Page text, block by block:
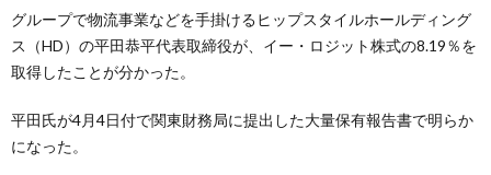
グループで物流事業などを手掛けるヒップスタイルホールディング
ス（HD）の平田恭平代表取締役が、イー・ロジット株式の8.19％を
取得したことが分かった。
平田氏が4月4日付で関東財務局に提出した大量保有報告書で明らか
になった。